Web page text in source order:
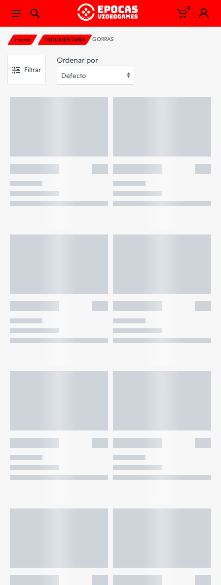
0
Home INDUMENTARIA GORRAS
Filtrar
Ordenar por